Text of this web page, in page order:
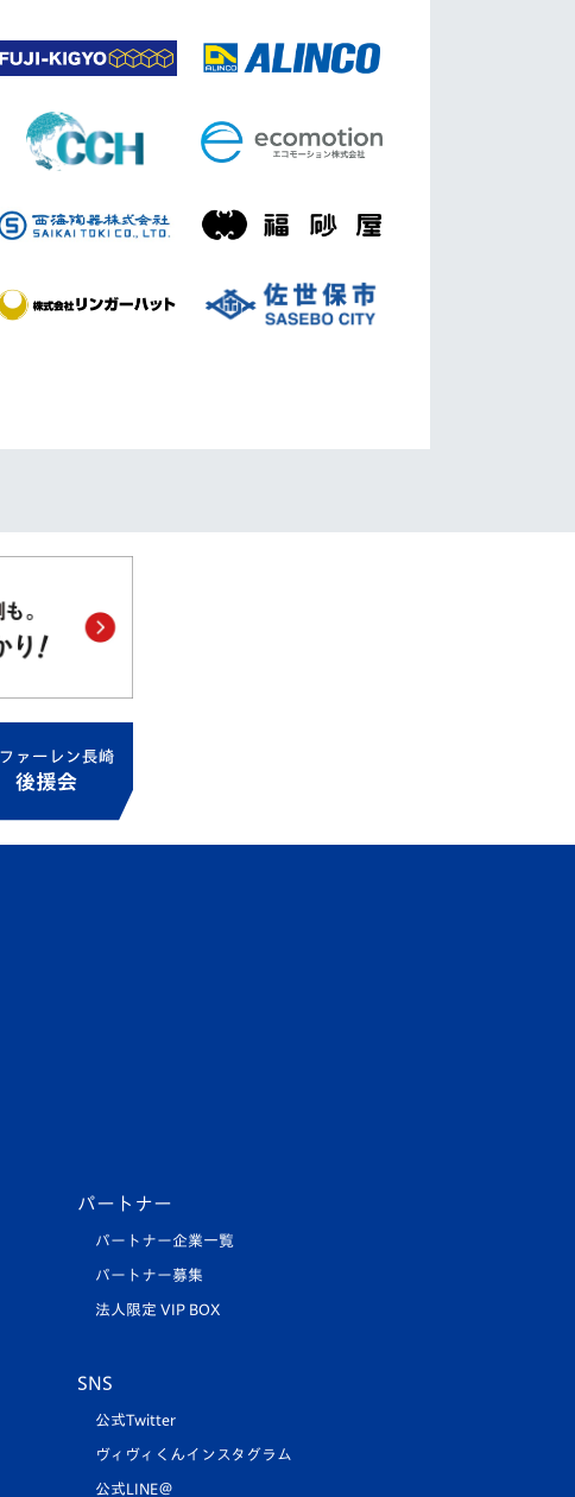
パートナー
パートナー企業一覧
パートナー募集
法人限定 VIP BOX
SNS
公式Twitter
ヴィヴィくんインスタグラム
公式LINE＠